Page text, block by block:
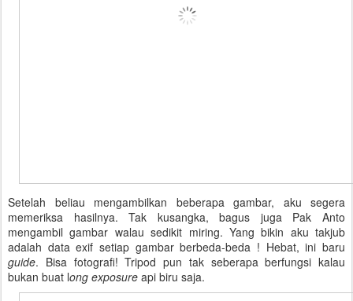
Setelah beliau mengambilkan beberapa gambar, aku segera
memeriksa hasilnya. Tak kusangka, bagus juga Pak Anto
mengambil gambar walau sedikit miring. Yang bikin aku takjub
adalah data exif setiap gambar berbeda-beda ! Hebat, ini baru
guide. Bisa fotografi! Tripod pun tak seberapa berfungsi kalau
bukan buat long exposure api biru saja.